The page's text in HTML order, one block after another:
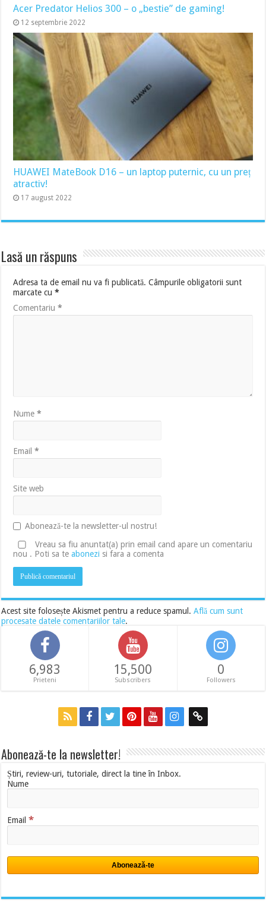
Acer Predator Helios 300 – o „bestie” de gaming!
12 septembrie 2022
HUAWEI MateBook D16 – un laptop puternic, cu un preț
atractiv!
17 august 2022
Lasă un răspuns
Adresa ta de email nu va fi publicată. Câmpurile obligatorii sunt
marcate cu*
Comentariu*
Nume*
Email*
Site web
Abonează-te la newsletter-ul nostru!
Vreau sa fiu anuntat(a) prin email cand apare un comentariu
nou . Poti sa teabonezi si fara a comenta
Acest site folosește Akismet pentru a reduce spamul.Află cum sunt
procesate datele comentariilor tale.
6,983
Prieteni
15,500
Subscribers
0
Followers
Abonează-te la newsletter!
Știri, review-uri, tutoriale, direct la tine în Inbox.
Nume
Email*